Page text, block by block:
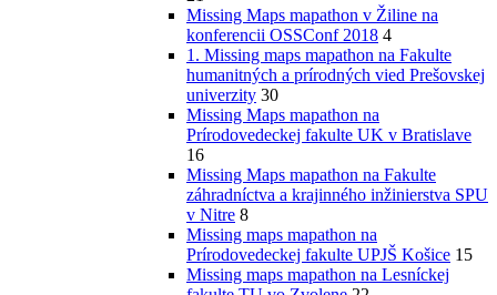
Missing Maps mapathon v Žiline na
konferencii OSSConf 2018 4
1. Missing maps mapathon na Fakulte
humanitných a prírodných vied Prešovskej
univerzity 30
Missing Maps mapathon na
Prírodovedeckej fakulte UK v Bratislave
16
Missing Maps mapathon na Fakulte
záhradníctva a krajinného inžinierstva SPU
v Nitre 8
Missing maps mapathon na
Prírodovedeckej fakulte UPJŠ Košice 15
Missing maps mapathon na Lesníckej